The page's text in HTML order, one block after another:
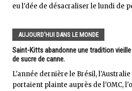
eu l'dée de désacraliser le lundi de
AUJOURD'HUI DANS LE MONDE
Saint-Kitts abandonne une tradition
de sucre de canne.
L'année dernière le Brésil,
portaient plainte auprès de l'OMC,